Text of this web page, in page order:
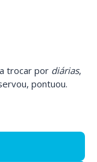
trocar por diárias,
pontuou.